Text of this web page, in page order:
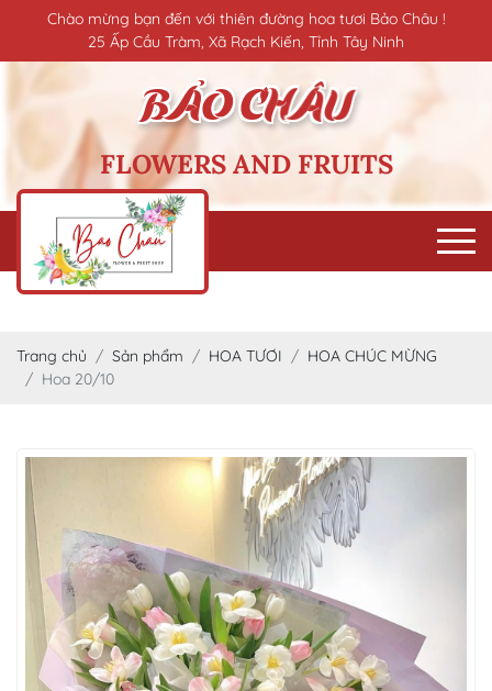
Chào mừng bạn đến với thiên đường hoa tươi Bảo Châu !
25 Ấp Cầu Tràm, Xã Rạch Kiến, Tỉnh Tây Ninh
FLOWERS AND FRUITS
Trang chủ Sản phẩm HOA TƯƠI
HOA CHÚC MỪNG
Hoa 20/10